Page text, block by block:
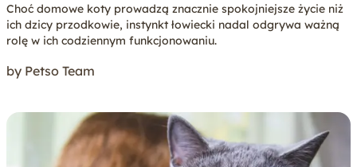
Choć domowe koty prowadzą znacznie spokojniejsze życie niż
ich dzicy przodkowie, instynkt łowiecki nadal odgrywa ważną
rolę w ich codziennym funkcjonowaniu.
by Petso Team